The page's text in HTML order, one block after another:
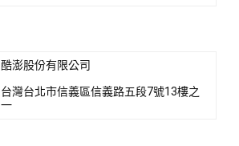
酷澎股份有限公司
台灣台北市信義區信義路五段7號13樓之
一